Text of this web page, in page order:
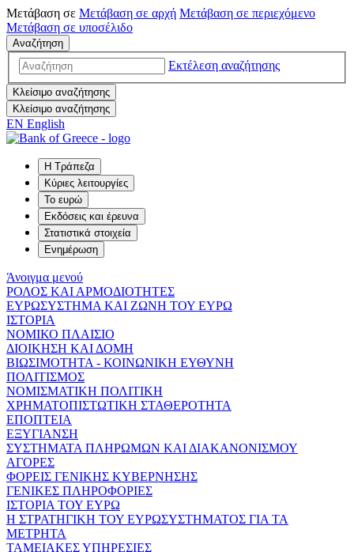
Μετάβαση σε Μετάβαση σε αρχή Μετάβαση σε περιεχόμενο
Μετάβαση σε υποσέλιδο
Αναζήτηση
Εκτέλεση αναζήτησης
Κλείσιμο αναζήτησης
Κλείσιμο αναζήτησης
EN English
Η Τράπεζα
Κύριες λειτουργίες
Το ευρώ
Εκδόσεις και έρευνα
Στατιστικά στοιχεία
Ενημέρωση
Άνοιγμα μενού
ΡΟΛΟΣ ΚΑΙ ΑΡΜΟΔΙΟΤΗΤΕΣ
ΕΥΡΩΣΥΣΤΗΜΑ ΚΑΙ ΖΩΝΗ ΤΟΥ ΕΥΡΩ
ΙΣΤΟΡΙΑ
ΝΟΜΙΚΟ ΠΛΑΙΣΙΟ
ΔΙΟΙΚΗΣΗ ΚΑΙ ΔΟΜΗ
ΒΙΩΣΙΜΟΤΗΤΑ - ΚΟΙΝΩΝΙΚΗ ΕΥΘΥΝΗ
ΠΟΛΙΤΙΣΜΟΣ
ΝΟΜΙΣΜΑΤΙΚΗ ΠΟΛΙΤΙΚΗ
ΧΡΗΜΑΤΟΠΙΣΤΩΤΙΚΗ ΣΤΑΘΕΡΟΤΗΤΑ
ΕΠΟΠΤΕΙΑ
ΕΞΥΓΙΑΝΣΗ
ΣΥΣΤΗΜΑΤΑ ΠΛΗΡΩΜΩΝ ΚΑΙ ΔΙΑΚΑΝΟΝΙΣΜΟΥ
ΑΓΟΡΕΣ
ΦΟΡΕΙΣ ΓΕΝΙΚΗΣ ΚΥΒΕΡΝΗΣΗΣ
ΓΕΝΙΚΕΣ ΠΛΗΡΟΦΟΡΙΕΣ
ΙΣΤΟΡΙΑ ΤΟΥ ΕΥΡΩ
Η ΣΤΡΑΤΗΓΙΚΗ ΤΟΥ ΕΥΡΩΣΥΣΤΗΜΑΤΟΣ ΓΙΑ ΤΑ
ΜΕΤΡΗΤΑ
ΤΑΜΕΙΑΚΕΣ ΥΠΗΡΕΣΙΕΣ